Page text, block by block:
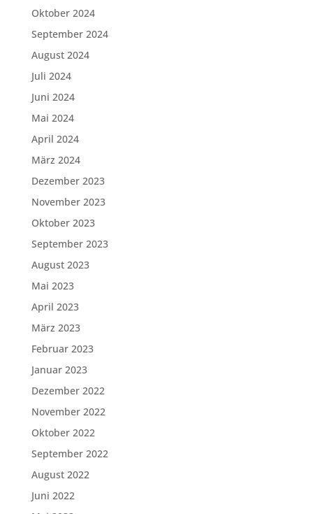
Oktober 2024
September 2024
August 2024
Juli 2024
Juni 2024
Mai 2024
April 2024
März 2024
Dezember 2023
November 2023
Oktober 2023
September 2023
August 2023
Mai 2023
April 2023
März 2023
Februar 2023
Januar 2023
Dezember 2022
November 2022
Oktober 2022
September 2022
August 2022
Juni 2022